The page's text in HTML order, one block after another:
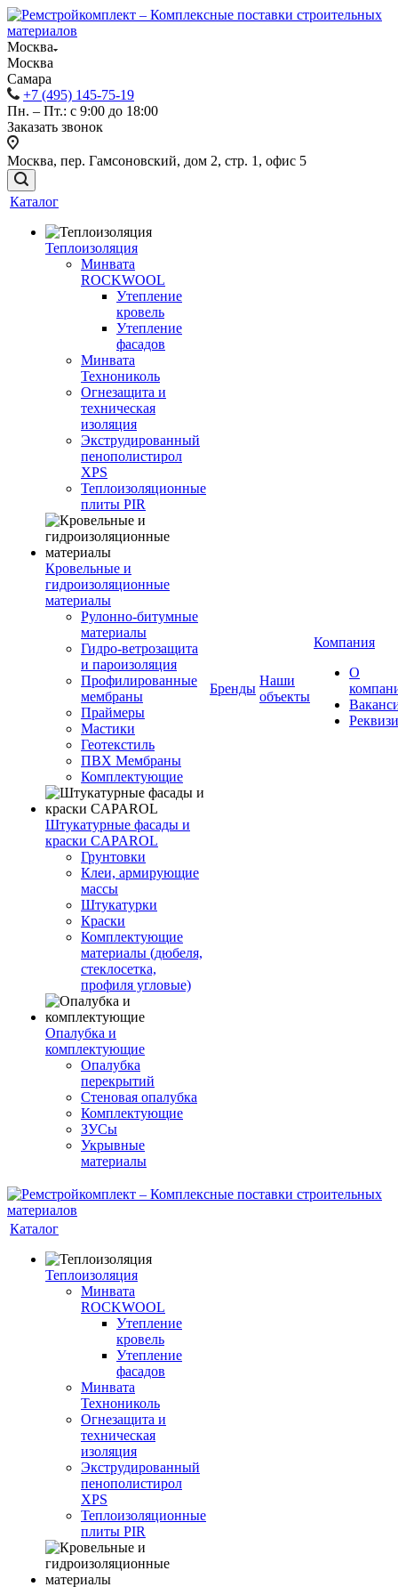
Москва
Москва
Самара
+7 (495) 145-75-19
Пн. – Пт.: с 9:00 до 18:00
Заказать звонок
Москва, пер. Гамсоновский, дом 2, стр. 1, офис 5
Каталог
Теплоизоляция
Минвата
ROCKWOOL
Утепление
кровель
Утепление
фасадов
Минвата
Технониколь
Огнезащита и
техническая
изоляция
Экструдированный
пенополистирол
XPS
Теплоизоляционные
плиты PIR
Кровельные и
гидроизоляционные
материалы
Рулонно-битумные
материалы
Гидро-ветрозащита
и пароизоляция
Профилированные
мембраны
Праймеры
Мастики
Геотекстиль
ПВХ Мембраны
Комплектующие
Штукатурные фасады и
краски CAPAROL
Грунтовки
Клеи, армирующие
массы
Штукатурки
Краски
Комплектующие
материалы (дюбеля,
стеклосетка,
профиля угловые)
Опалубка и
комплектующие
Опалубка
перекрытий
Стеновая опалубка
Комплектующие
ЗУСы
Укрывные
материалы
Бренды
Наши
объекты
Компания
О
Каталог
Теплоизоляция
Минвата
ROCKWOOL
Утепление
кровель
Утепление
фасадов
Минвата
Технониколь
Огнезащита и
техническая
изоляция
Экструдированный
пенополистирол
XPS
Теплоизоляционные
плиты PIR